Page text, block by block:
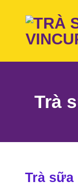
Trà
Trà